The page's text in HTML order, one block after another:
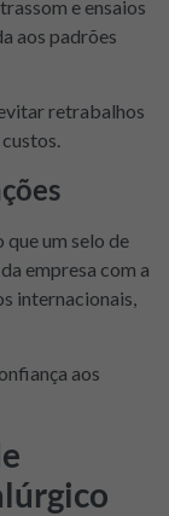
e ensaios
aos padrões
retrabalhos
que um selo de
empresa com a
internacionais,
aos